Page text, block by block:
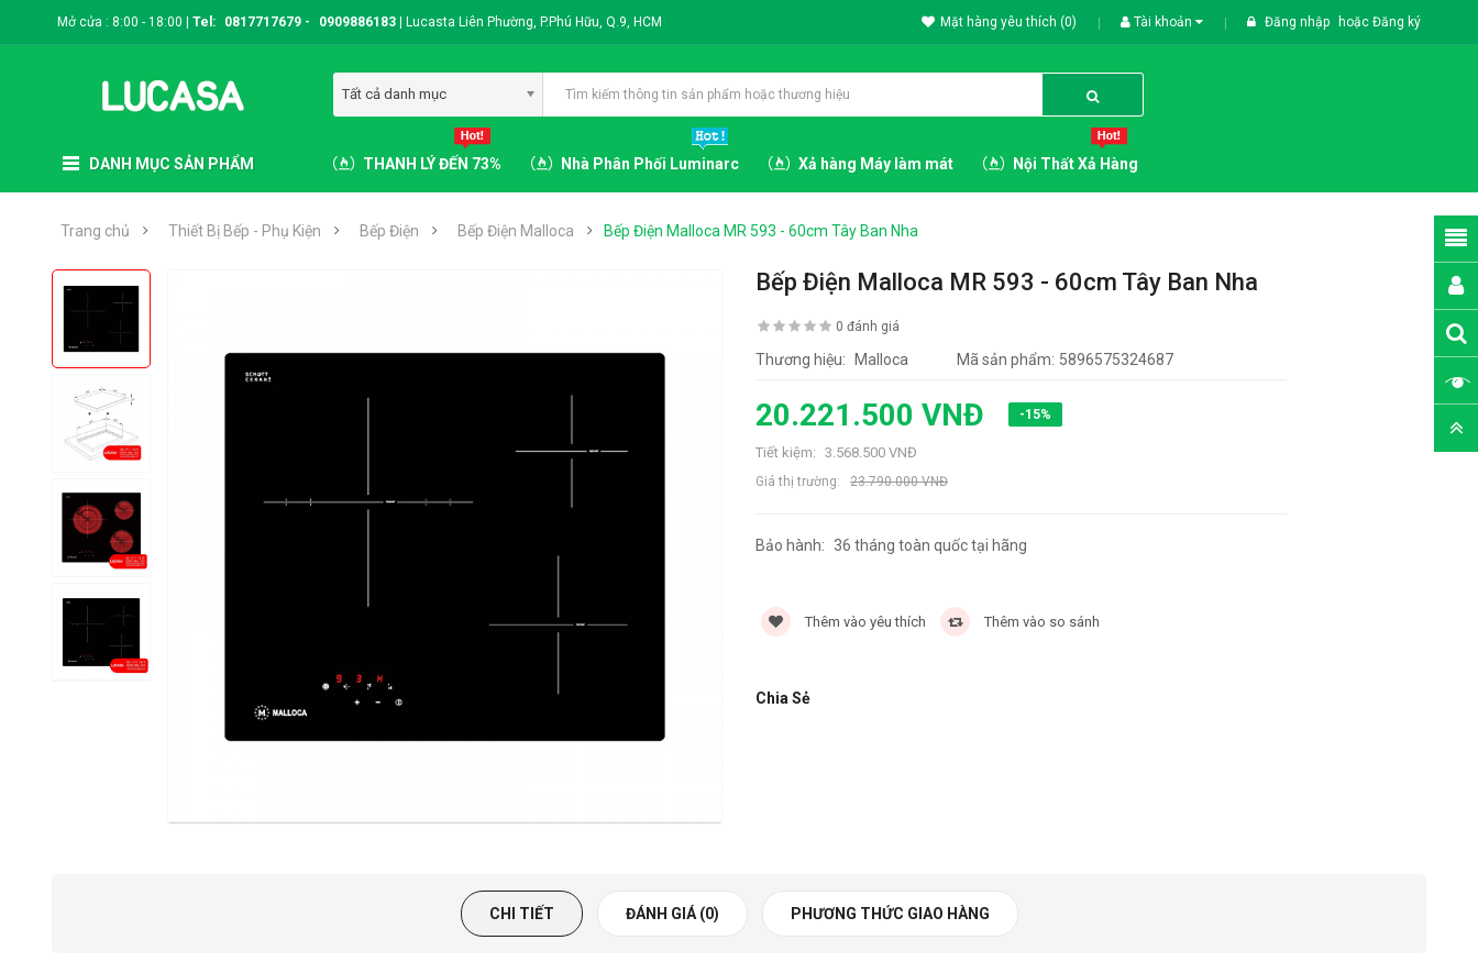
Mở cửa : 8:00 - 18:00 |Tel: 0817717679 - 0909886183 Lucasta Liên Phường, P.Phú Hữu, Q.9, HCM Mặt hàng yêu thích (0) Tài khoản Đăng nhập hoặc Đăng ký
Tất cả danh mục
DANH MỤC SẢN PHẨM THANH LÝ ĐẾN 73% Nhà Phân Phối Luminarc Xả hàng Máy làm mát Nội Thất Xả Hàng
Trang chủ Thiết Bị Bếp - Phụ Kiện Bếp Điện Bếp Điện Malloca Bếp Điện Malloca MR 593 - 60cm Tây Ban Nha
Bếp Điện Malloca MR 593 - 60cm Tây Ban Nha
0 đánh giá
Thương hiệu: Malloca Mã sản phẩm: 5896575324687
20.221.500 VNĐ -15%
Tiết kiệm: 3.568.500 VNĐ
Giá thị trường: 23.790.000 VNĐ
Bảo hành: 36 tháng toàn quốc tại hãng
Thêm vào yêu thích Thêm vào so sánh
Chia Sẻ
CHI TIẾT ĐÁNH GIÁ (0) PHƯƠNG THỨC GIAO HÀNG